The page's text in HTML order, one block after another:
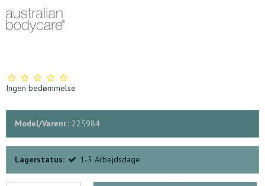
Ingen bedømmelse
Model/Varenr.: 225984
Lagerstatus: 1-3 Arbejdsdage